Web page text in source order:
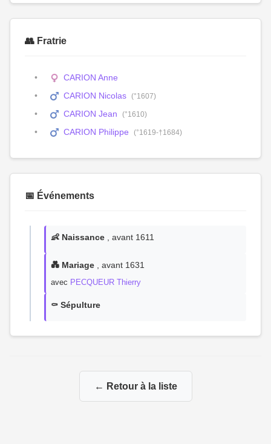
👥 Fratrie
CARION Anne
CARION Nicolas (°1607)
CARION Jean (°1610)
CARION Philippe (°1619-†1684)
📅 Événements
👶 Naissance , avant 1611
💑 Mariage , avant 1631
avec PECQUEUR Thierry
⚰️ Sépulture
← Retour à la liste